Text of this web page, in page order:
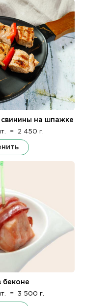
на шпажке
= 2 450 г.
беконе
= 3 500 г.